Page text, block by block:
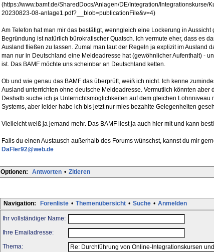
(https://www.bamf.de/SharedDocs/Anlagen/DE/Integration/
20230823-08-anlage1.pdf?__blob=publicationFile&v=4)
Am Telefon hat man mir das bestätigt, wenngleich eine Lockerung in Aussicht
Begründung ist natürlich bürokratischer Quatsch. Ich vermute eher, dass es
Ausland fließen zu lassen. Zumal man laut der Regeln ja explizit im Ausland
man nur in Deutschland eine Meldeadresse hat (gewöhnlicher Aufenthalt) -
ist. Das BAMF möchte uns scheinbar an Deutschland ketten.
Ob und wie genau das BAMF das überprüft, weiß ich nicht. Ich kenne
Ausland unterrichten ohne deutsche Meldeadresse. Vermutlich könnten aber
Deshalb suche ich ja Unterrichtsmöglichkeiten auf dem gleichen Lohnniveau
Systems, aber leider habe ich bis jetzt nur mies bezahlte Gelegenheiten
Vielleicht weiß ja jemand mehr. Das BAMF liest ja auch hier mit und kann
Falls du einen Austausch außerhalb des Forums wünschst, kannst du mir
DaFler92@web.de
Optionen: Antworten • Zitieren
Navigation: Forenliste • Themenübersicht • Suche • Anmelden
Ihr vollständiger Name:
Ihre Emailadresse:
Thema: